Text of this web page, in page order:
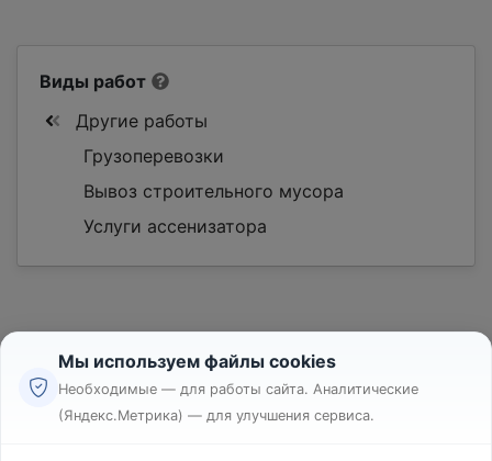
Виды работ
Другие работы
Грузоперевозки
Вывоз строительного мусора
Услуги ассенизатора
Реклама
Мы используем файлы cookies
Необходимые — для работы сайта. Аналитические
(Яндекс.Метрика) — для улучшения сервиса.